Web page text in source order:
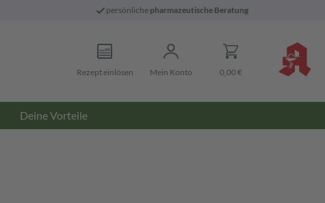
persönliche pharmazeutische Beratung
Rezept einlösen Mein Konto 0,00 €
Deine Vorteile